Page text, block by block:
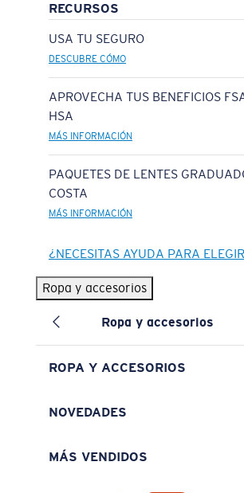
RECURSOS
USA TU SEGURO
DESCUBRE CÓMO
APROVECHA TUS BENEFICIOS
HSA
MÁS INFORMACIÓN
PAQUETES DE LENTES
COSTA
MÁS INFORMACIÓN
¿NECESITAS AYUDA PARA
Ropa y accesorios
Ropa y accesorios
ROPA Y ACCESORIOS
NOVEDADES
MÁS VENDIDOS